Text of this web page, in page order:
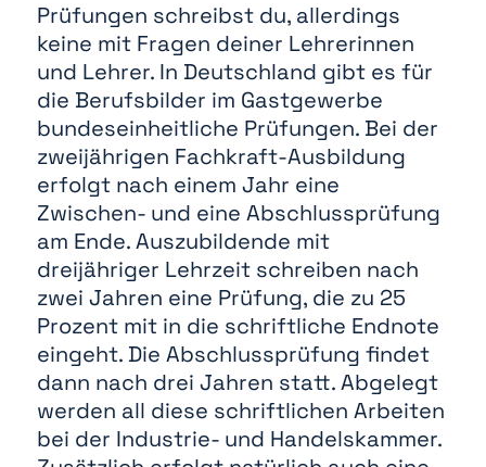
Prüfungen schreibst du, allerdings
keine mit Fragen deiner Lehrerinnen
und Lehrer. In Deutschland gibt es für
die Berufsbilder im Gastgewerbe
bundeseinheitliche Prüfungen. Bei der
zweijährigen Fachkraft-Ausbildung
erfolgt nach einem Jahr eine
Zwischen- und eine Abschlussprüfung
am Ende. Auszubildende mit
dreijähriger Lehrzeit schreiben nach
zwei Jahren eine Prüfung, die zu 25
Prozent mit in die schriftliche Endnote
eingeht. Die Abschlussprüfung findet
dann nach drei Jahren statt. Abgelegt
werden all diese schriftlichen Arbeiten
bei der Industrie- und Handelskammer.